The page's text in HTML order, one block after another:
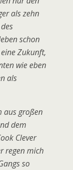
als zehn
schon
Zukunft,
wie eben
als
aus großen
dem
Clever
regen mich
so